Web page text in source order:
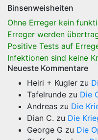
Binsenweisheiten
Ohne Erreger kein
Erreger werden
Positive Tests auf
Infektionen sind keine
Neueste Kommentare
Heiri + Kugler zu
Tafelrunde zu Die
Andreas zu Die
Dian C. zu Die
George G zu Die